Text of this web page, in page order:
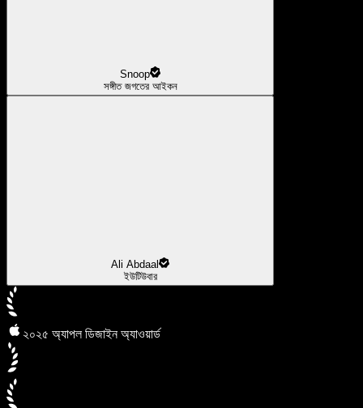
Snoop
সঙ্গীত জগতের আইকন
Ali Abdaal
ইউটিউবার
২০২৫ অ্যাপল ডিজাইন অ্যাওয়ার্ড